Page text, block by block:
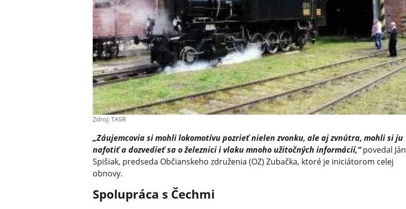
Zdroj: TASR
„Záujemcovia si mohli lokomotívu pozrieť nielen zvonku, ale aj zvnútra, mohli si ju
nafotiť a dozvedieť sa o železnici i vlaku mnoho užitočných informácií,“povedal Ján
Spišiak, predseda Občianskeho združenia (OZ) Zubačka, ktoré je iniciátorom celej
obnovy.
Spolupráca s Čechmi